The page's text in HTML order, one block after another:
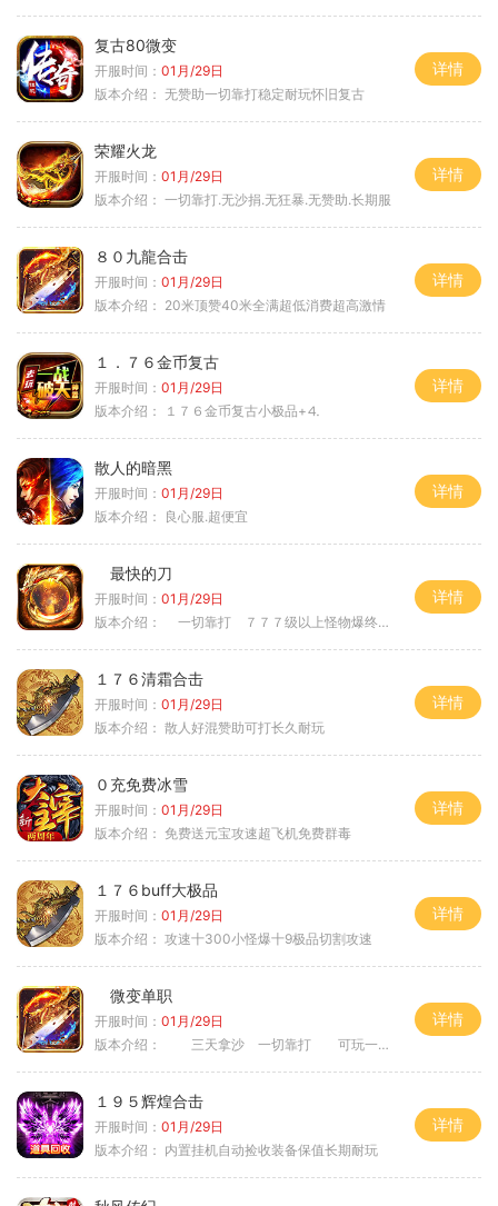
复古80微变
开服时间： 01月/29日
版本介绍： 无赞助一切靠打稳定耐玩怀旧复古
详情
荣耀火龙
开服时间： 01月/29日
版本介绍： 一切靠打.无沙捐.无狂暴.无赞助.长期服
详情
８０九龍合击
开服时间： 01月/29日
版本介绍： 20米顶赞40米全满超低消费超高激情
详情
１．７６金币复古
开服时间： 01月/29日
版本介绍：
１７６金币复古小极品+⒋
详情
散人的暗黑
开服时间： 01月/29日
版本介绍：
良心服.超便宜
详情
最快的刀
开服时间： 01月/29日
版本介绍：
一切靠打 ７７７级以上怪物爆终极
详情
１７６清霜合击
开服时间： 01月/29日
版本介绍： 散人好混赞助可打长久耐玩
详情
０充免费冰雪
开服时间： 01月/29日
版本介绍： 免费送元宝攻速超飞机免费群毒
详情
１７６buff大极品
开服时间： 01月/29日
版本介绍： 攻速十300小怪爆十9极品切割攻速
详情
微变单职
开服时间： 01月/29日
版本介绍：
三天拿沙 一切靠打 可玩一年
详情
１９５辉煌合击
开服时间： 01月/29日
版本介绍： 内置挂机自动捡收装备保值长期耐玩
详情